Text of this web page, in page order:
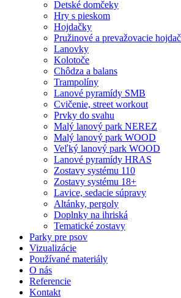
Detské domčeky
Hry s pieskom
Hojdačky
Pružinové a prevažovacie
Lanovky
Kolotoče
Chôdza a balans
Trampolíny
Lanové pyramídy SMB
Cvičenie, street workout
Prvky do svahu
Malý lanový park NEREZ
Malý lanový park WOOD
Veľký lanový park WOOD
Lanové pyramídy HRAS
Zostavy systému 110
Zostavy systému 18+
Lavice, sedacie súpravy
Altánky, pergoly
Doplnky na ihriská
Tematické zostavy
Parky pre psov
Vizualizácie
Používané materiály
O nás
Referencie
Kontakt